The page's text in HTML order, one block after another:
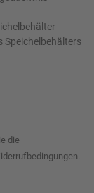
Speichelbehälters
die